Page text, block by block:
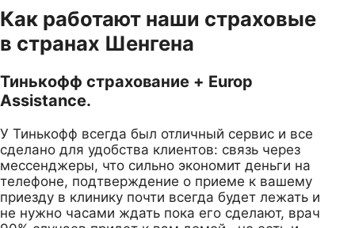
Как работают наши страховые
в странах Шенгена
Тинькофф страхование + Europ
Assistance.
У Тинькофф всегда был отличный сервис и все
сделано для удобства клиентов: связь через
мессенджеры, что сильно экономит деньги на
телефоне, подтверждение о приеме к вашему
приезду в клинику почти всегда будет лежать и
не нужно часами ждать пока его сделают, врач